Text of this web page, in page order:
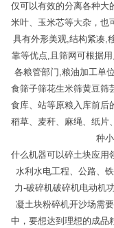
仅可以有效的分离各种大
米叶、玉米芯等大杂，也
具有外形美观,结构紧凑,
靠等优点,且筛网可根据
各粮管部门,粮油加工单
食筛子筛花生米筛黄豆筛
食库、站等原粮入库前后
稻草、麦秆、麻绳、纸片
种
什么机器可以碎土块应用
水利水电工程、公路、
力-破碎机破碎机电动机
凝土块粉碎机开沙场需
中，要想达到理想的成品